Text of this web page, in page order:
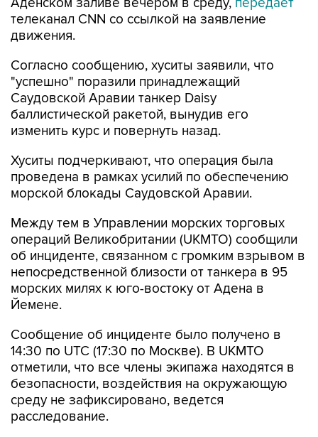
телеканал CNN со ссылкой на заявление
движения.
Согласно сообщению, хуситы заявили, что
"успешно" поразили принадлежащий
Саудовской Аравии танкер Daisy
баллистической ракетой, вынудив его
изменить курс и повернуть назад.
Хуситы подчеркивают, что операция была
проведена в рамках усилий по обеспечению
морской блокады Саудовской Аравии.
Между тем в Управлении морских торговых
операций Великобритании (UKMTO) сообщили
об инциденте, связанном с громким взрывом в
непосредственной близости от танкера в 95
морских милях к юго-востоку от Адена в
Йемене.
Сообщение об инциденте было получено в
14:30 по UTC (17:30 по Москве). В UKMTO
отметили, что все члены экипажа находятся в
безопасности, воздействия на окружающую
среду не зафиксировано, ведется
расследование.